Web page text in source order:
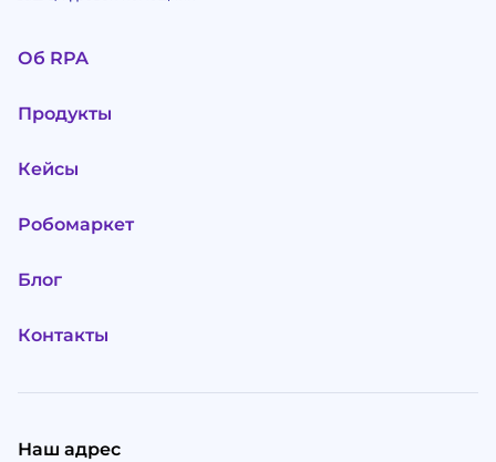
Об RPA
Продукты
Кейсы
Робомаркет
Блог
Контакты
Наш адрес